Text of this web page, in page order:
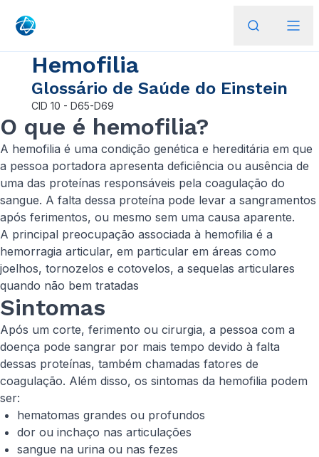
Hemofilia
Glossário de Saúde do Einstein
CID 10 - D65-D69
O que é​​ hemofilia?
A hemofilia é uma condição genética e hereditária em que
a pessoa portadora apresenta deficiência ou ausência de
uma das proteínas responsáveis pela coagulação do
sangue. A falta dessa proteína pode levar a sangramentos
após ferimentos, ou mesmo sem uma causa aparente.
A principal preocupação associada à hemofilia é a
hemorragia articular, em particular em áreas como
joelhos, tornozelos e cotovelos, a sequelas articulares
quando não bem tratadas
Sintomas
Após um corte, ferimento ou cirurgia, a pessoa com a
doença pode sangrar por mais tempo devido à falta
dessas proteínas, também chamadas fatores de
coagulação. Além disso, os sintomas da hemofilia podem
ser:
hematomas grandes ou profundos
dor ou inchaço nas articulações
sangue na urina ou nas fezes